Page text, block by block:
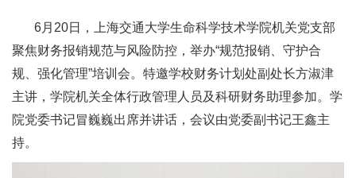
6月20日，上海交通大学生命科学技术学院机关党支部
聚焦财务报销规范与风险防控，举办“规范报销、守护合
规、强化管理”培训会。特邀学校财务计划处副处长方淑津
主讲，学院机关全体行政管理人员及科研财务助理参加。学
院党委书记冒巍巍出席并讲话，会议由党委副书记王鑫主
持。